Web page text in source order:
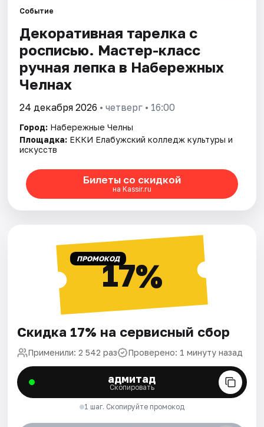
Артисты
Рейтинги
Событие
Декоративная тарелка с
росписью. Мастер-класс
ручная лепка в Набережных
Челнах
24 декабря 2026 • четверг • 16:00
Город: Набережные Челны
Площадка: ЕККИ Елабужский колледж культуры и
искусств
Билеты со скидкой
на Kassir.ru
ПРОМОКОД17%
Скидка 17% на сервисный сбор
Применили: 2 542 раз Проверено: 1 минуту назад
адмитад
Скопировать
1 шаг. Скопируйте промокод